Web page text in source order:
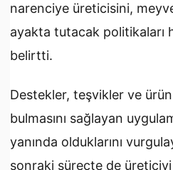
narenciye üreticisini,
ayakta tutacak politikaları
belirtti.
Destekler, teşvikler ve
bulmasını sağlayan
yanında olduklarını
sonraki süreçte de